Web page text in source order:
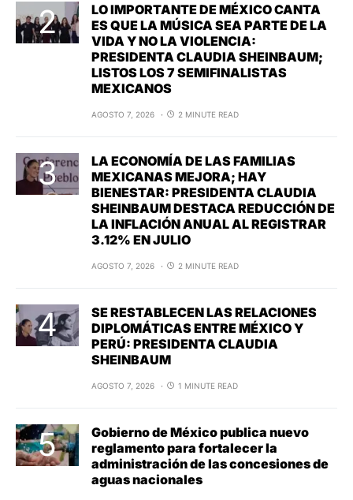
LO IMPORTANTE DE MÉXICO CANTA
ES QUE LA MÚSICA SEA PARTE DE LA
VIDA Y NO LA VIOLENCIA:
PRESIDENTA CLAUDIA SHEINBAUM;
LISTOS LOS 7 SEMIFINALISTAS
MEXICANOS
AGOSTO 7, 2026 2 MINUTE READ
LA ECONOMÍA DE LAS FAMILIAS
MEXICANAS MEJORA; HAY
BIENESTAR: PRESIDENTA CLAUDIA
SHEINBAUM DESTACA REDUCCIÓN DE
LA INFLACIÓN ANUAL AL REGISTRAR
3.12% EN JULIO
AGOSTO 7, 2026 2 MINUTE READ
SE RESTABLECEN LAS RELACIONES
DIPLOMÁTICAS ENTRE MÉXICO Y
PERÚ: PRESIDENTA CLAUDIA
SHEINBAUM
AGOSTO 7, 2026 1 MINUTE READ
Gobierno de México publica nuevo
reglamento para fortalecer la
administración de las concesiones de
aguas nacionales